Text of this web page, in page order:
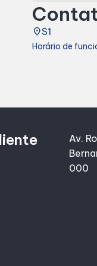
placeS1
Horário de
Av.
000